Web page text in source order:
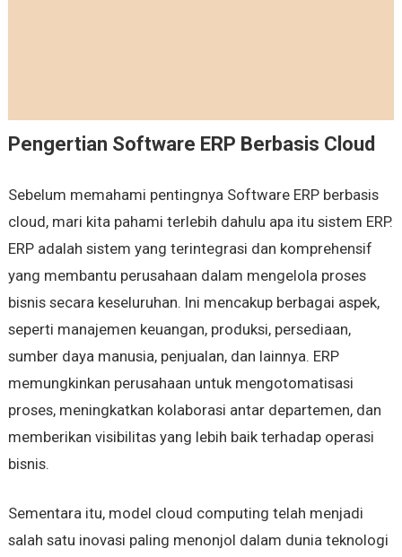
Pengertian Software ERP Berbasis Cloud
Sebelum memahami pentingnya Software ERP berbasis
cloud, mari kita pahami terlebih dahulu apa itu sistem ERP.
ERP adalah sistem yang terintegrasi dan komprehensif
yang membantu perusahaan dalam mengelola proses
bisnis secara keseluruhan. Ini mencakup berbagai aspek,
seperti manajemen keuangan, produksi, persediaan,
sumber daya manusia, penjualan, dan lainnya. ERP
memungkinkan perusahaan untuk mengotomatisasi
proses, meningkatkan kolaborasi antar departemen, dan
memberikan visibilitas yang lebih baik terhadap operasi
bisnis.
Sementara itu, model cloud computing telah menjadi
salah satu inovasi paling menonjol dalam dunia teknologi